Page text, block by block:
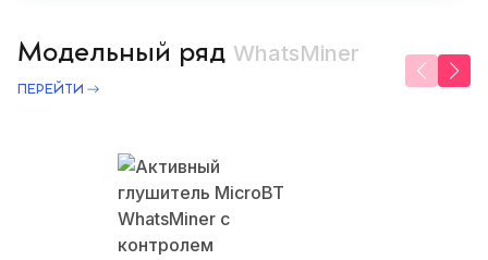
Модельный ряд WhatsMiner
ПЕРЕЙТИ